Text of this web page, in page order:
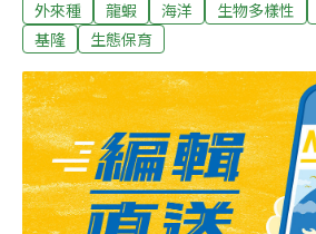
請東北角愛魚人白尚儒共同推出《永
告訴大家真正內行的吃魚撇步。種類
得的休假開著三小時多的車程，一家
台灣東北角的某個觀光漁港準備大飽
瑯滿目的各種水產，讓小潘全家看得
禮完後立刻直奔漁市場旁海產店。老
來這裡吃啦！保證全部都是本地野生
心點了這個、那個、還有那些！不一
外來種 龍蝦 海洋 生物多樣性
基隆
生態保育